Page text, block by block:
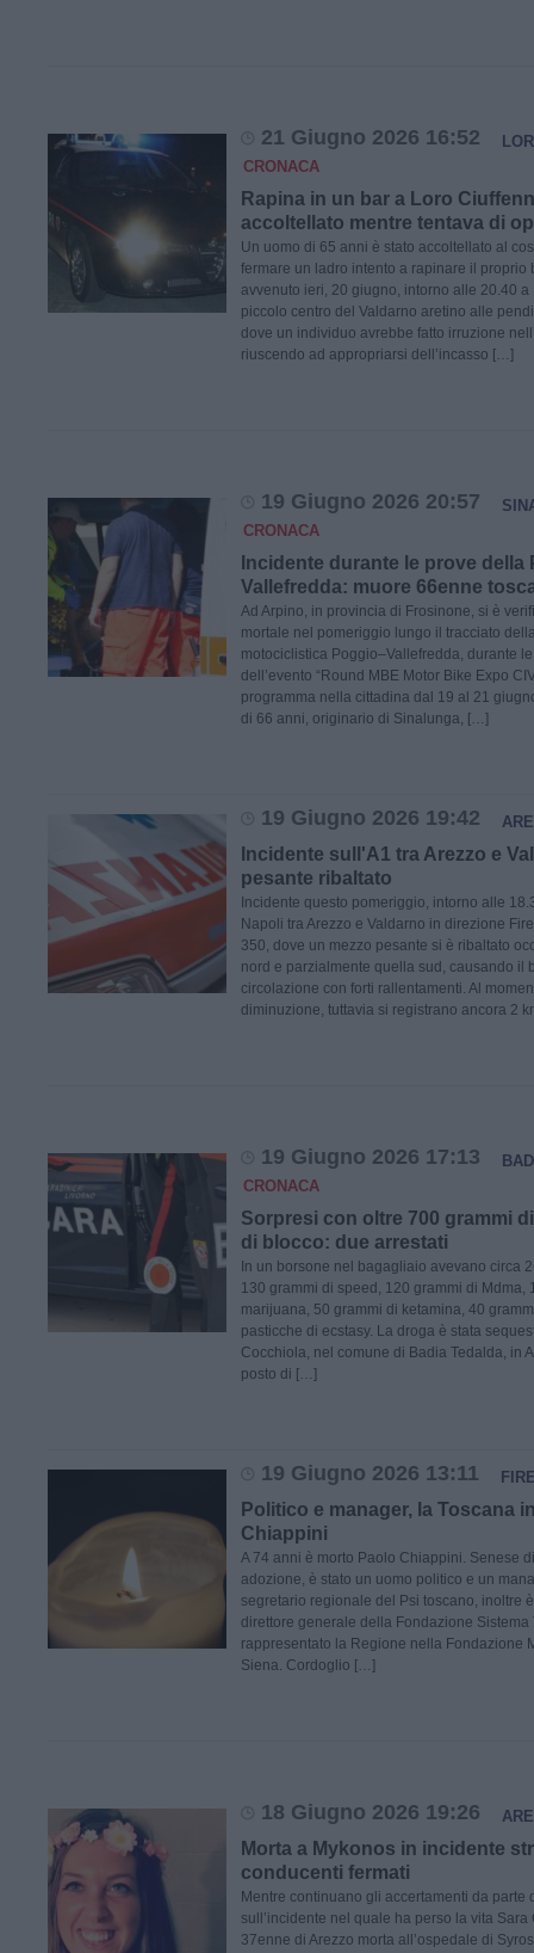
21 Giugno 2026 16:52
CRONACA
Rapina in un bar a Loro
accoltellato mentre tentava di
Un uomo di 65 anni è stato accoltellato al
fermare un ladro intento a rapinare il proprio
avvenuto ieri, 20 giugno, intorno alle 20.40 a
piccolo centro del Valdarno aretino alle
dove un individuo avrebbe fatto irruzione
riuscendo ad appropriarsi dell’incasso […]
19 Giugno 2026 20:57
CRONACA
Incidente durante le prove della
Vallefredda: muore 66enne
Ad Arpino, in provincia di Frosinone, si è
mortale nel pomeriggio lungo il tracciato
motociclistica Poggio–Vallefredda, durante
dell’evento “Round MBE Motor Bike Expo
programma nella cittadina dal 19 al 21
di 66 anni, originario di Sinalunga, […]
19 Giugno 2026 19:42
Incidente sull'A1 tra Arezzo e
pesante ribaltato
Incidente questo pomeriggio, intorno alle
Napoli tra Arezzo e Valdarno in direzione
350, dove un mezzo pesante si è ribaltato
nord e parzialmente quella sud, causando il
circolazione con forti rallentamenti. Al
diminuzione, tuttavia si registrano ancora 2
19 Giugno 2026 17:13
CRONACA
Sorpresi con oltre 700 grammi
di blocco: due arrestati
In un borsone nel bagagliaio avevano circa
130 grammi di speed, 120 grammi di Mdma,
marijuana, 50 grammi di ketamina, 40
pasticche di ecstasy. La droga è stata
Cocchiola, nel comune di Badia Tedalda, in
posto di […]
19 Giugno 2026 13:11
Politico e manager, la Toscana
Chiappini
A 74 anni è morto Paolo Chiappini. Senese
adozione, è stato un uomo politico e un
segretario regionale del Psi toscano, inoltre
direttore generale della Fondazione Sistema
rappresentato la Regione nella Fondazione
Siena. Cordoglio […]
18 Giugno 2026 19:26
Morta a Mykonos in incidente
conducenti fermati
Mentre continuano gli accertamenti da parte
sull’incidente nel quale ha perso la vita
37enne di Arezzo morta all’ospedale di